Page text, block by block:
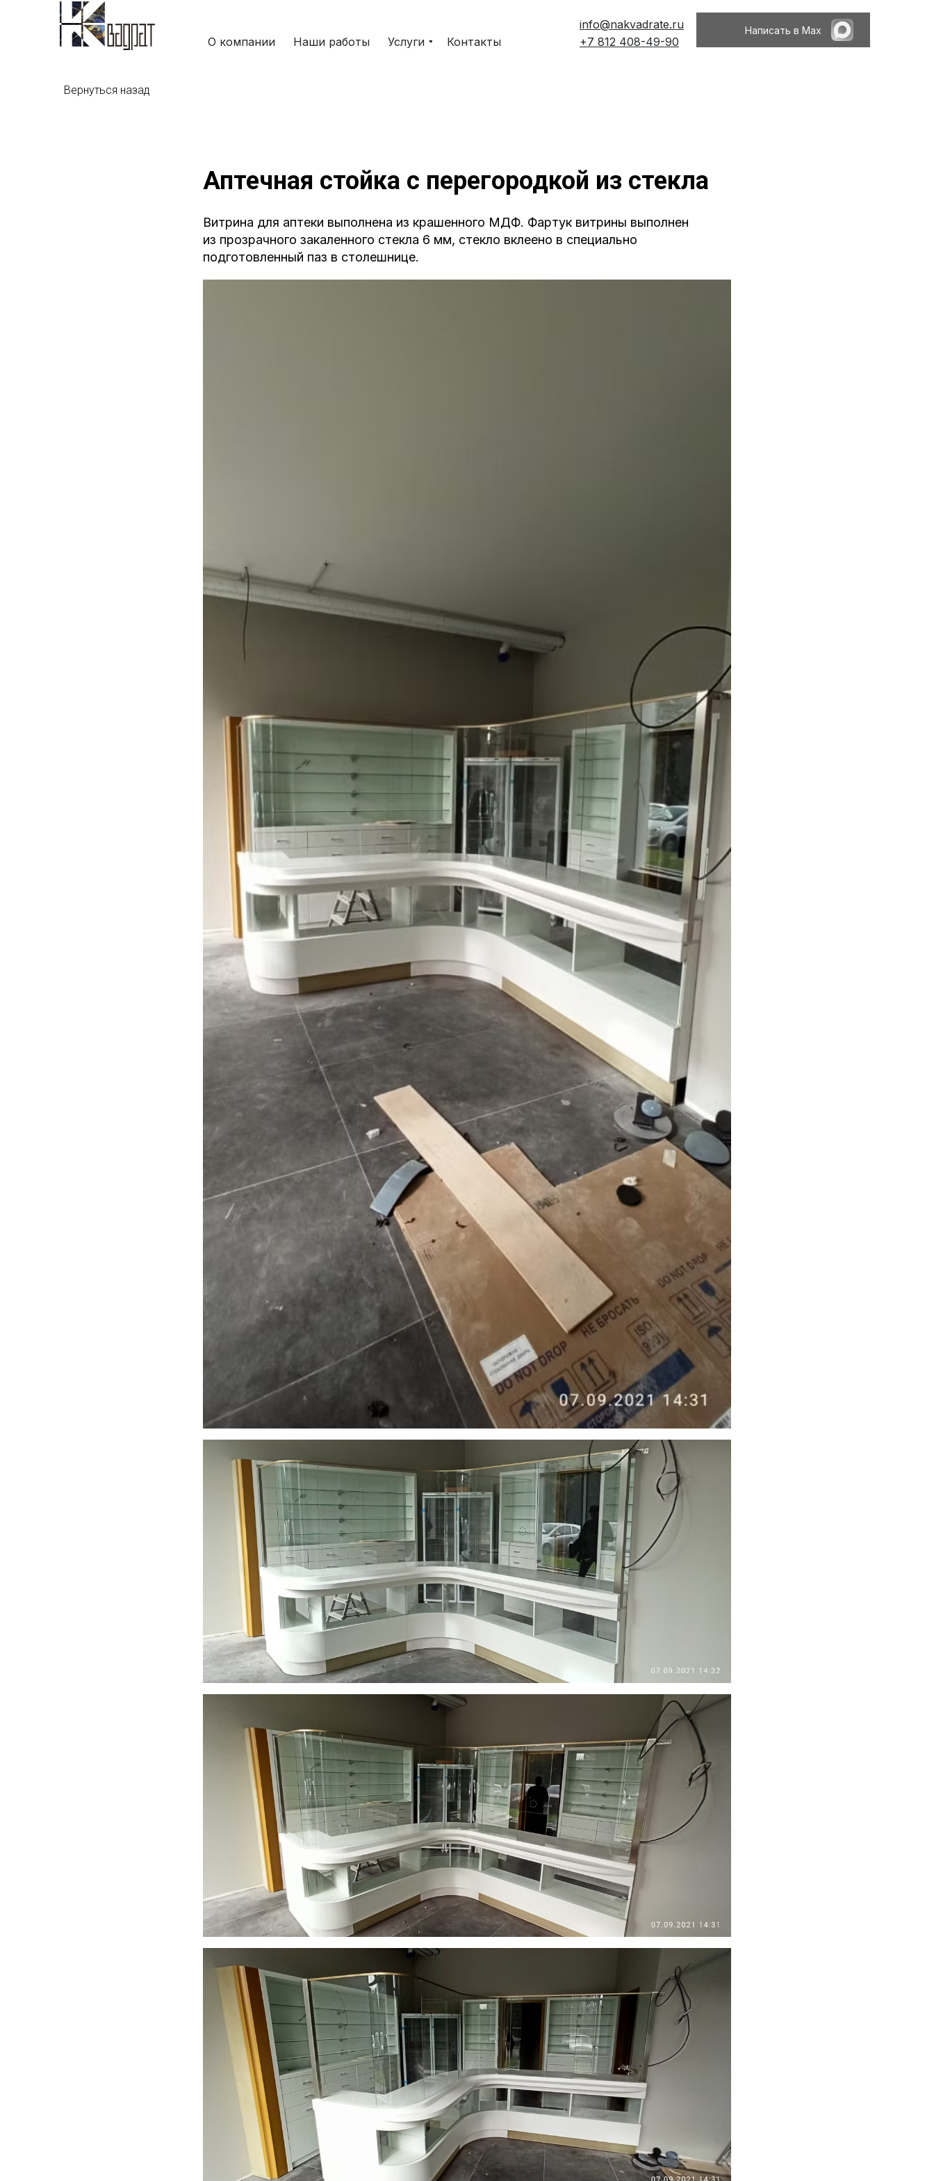
info@nakvadrate.ru
+7 812 408-49-90
Написать в Max
О компании Наши работы Услуги Контакты
Вернуться назад
Аптечная стойка с перегородкой из стекла
Витрина для аптеки выполнена из крашенного МДФ. Фартук витрины выполнен
из прозрачного закаленного стекла 6 мм, стекло вклеено в специально
подготовленный паз в столешнице.